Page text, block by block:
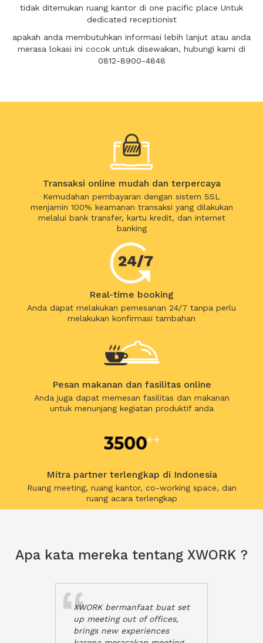
tidak ditemukan ruang kantor di one pacific place Untuk
dedicated receptionist
apakah anda membutuhkan informasi lebih lanjut atau anda
merasa lokasi ini cocok untuk disewakan, hubungi kami di
0812-8900-4848
Transaksi online mudah dan terpercaya
Kemudahan pembayaran dengan sistem SSL
menjamin 100% keamanan transaksi yang dilakukan
melalui bank transfer, kartu kredit, dan internet
banking
Real-time booking
Anda dapat melakukan pemesanan 24/7 tanpa perlu
melakukan konfirmasi tambahan
Pesan makanan dan fasilitas online
Anda juga dapat memesan fasilitas dan makanan
untuk menunjang kegiatan produktif anda
Mitra partner terlengkap di Indonesia
Ruang meeting, ruang kantor, co-working space, dan
ruang acara terlengkap
Apa kata mereka tentang XWORK ?
XWORK bermanfaat buat set
up meeting out of offices,
brings new experiences